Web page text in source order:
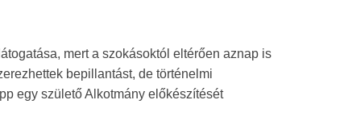
mert a szokásoktól eltérően aznap is
bepillantást, de történelmi
egy születő Alkotmány előkészítését